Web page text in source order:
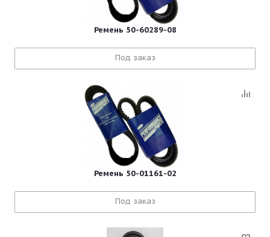
Ремень 50-60289-08
Под заказ
Ремень 50-01161-02
Под заказ